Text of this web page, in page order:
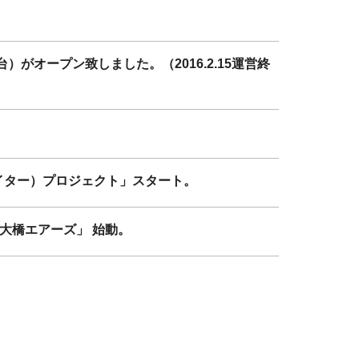
がオープン致しました。（2016.2.15運営終
ー）プロジェクト」スタート。
橋エアーズ」 始動。